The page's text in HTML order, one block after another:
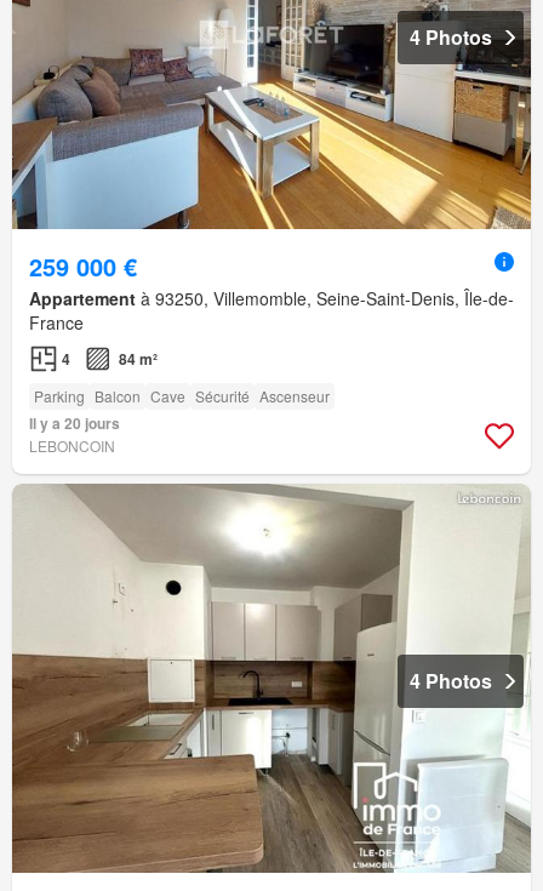
4 Photos
259 000 €
Appartement à 93250, Villemomble, Seine-Saint-Denis, Île-de-
France
4 84 m²
Parking Balcon Cave Sécurité Ascenseur
Il y a 20 jours
LEBONCOIN
4 Photos